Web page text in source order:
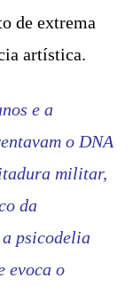
de extrema
artística.
e a
o DNA
militar,
da
psicodelia
evoca o